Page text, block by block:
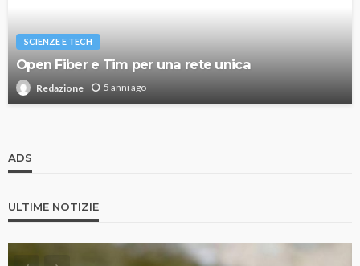
SCIENZE E TECH
Open Fiber e Tim per una rete unica
Redazione 5 anni ago
ADS
ULTIME NOTIZIE